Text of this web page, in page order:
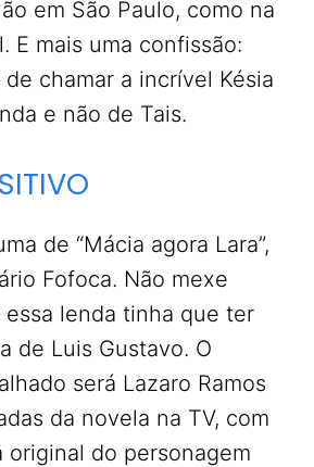
em São Paulo, como na
E mais uma confissão:
chamar a incrível Késia
e não de Tais.
de “Mácia agora Lara”,
Fofoca. Não mexe
essa lenda tinha que ter
de Luis Gustavo. O
será Lazaro Ramos
da novela na TV, com
original do personagem